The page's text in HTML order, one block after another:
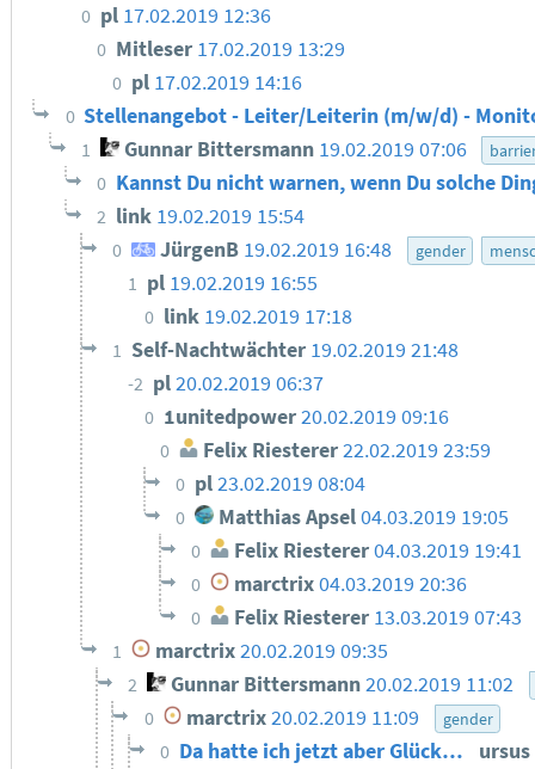
0 pl 17.02.2019 12:36
0 Mitleser 17.02.2019 13:29
0 pl 17.02.2019 14:16
0 Stellenangebot - Leiter/Leiterin (m/w/d) -
1 Gunnar Bittersmann 19.02.2019 07:06
0 Kannst Du nicht warnen, wenn Du solche
2 link 19.02.2019 15:54
0 JürgenB 19.02.2019 16:48 gender
1 pl 19.02.2019 16:55
0 link 19.02.2019 17:18
1 Self-Nachtwächter 19.02.2019 21:48
-2 pl20.02.2019 06:37
0 1unitedpower20.02.2019 09:16
0 Felix Riesterer 22.02.2019 23:59
0 pl23.02.2019 08:04
0 Matthias Apsel04.03.2019 19:05
0 Felix Riesterer04.03.2019 19:41
0 marctrix04.03.2019 20:36
0 Felix Riesterer 13.03.2019 07:43
1 marctrix20.02.2019 09:35
2 Gunnar Bittersmann20.02.2019 11:02
0 marctrix20.02.2019 11:09 gender
0 Da hatte ich jetzt aber Glück…